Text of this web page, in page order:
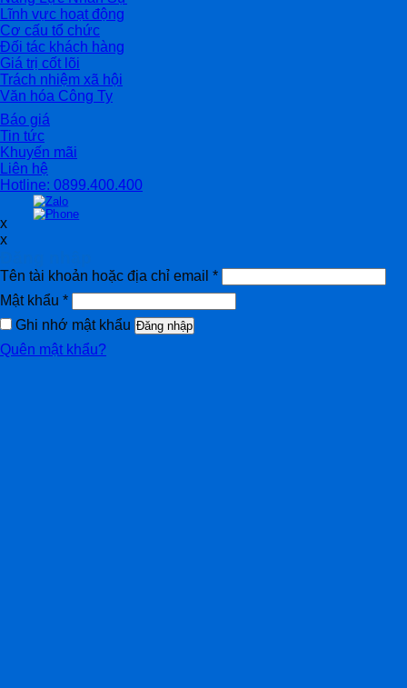
Lĩnh vực hoạt động
Cơ cấu tổ chức
Đối tác khách hàng
Giá trị cốt lõi
Trách nhiệm xã hội
Văn hóa Công Ty
Báo giá
Tin tức
Khuyến mãi
Liên hệ
Hotline: 0899.400.400
x
x
Tên tài khoản hoặc địa chỉ email *
Mật khẩu *
Ghi nhớ mật khẩu Đăng nhập
Quên mật khẩu?